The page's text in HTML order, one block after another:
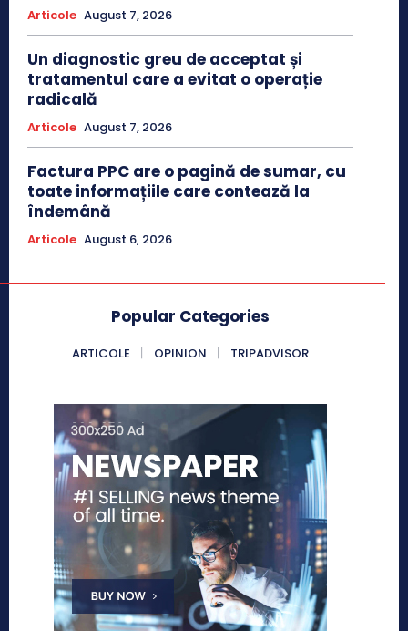
Articole August 7, 2026
Un diagnostic greu de acceptat și
tratamentul care a evitat o operație
radicală
Articole August 7, 2026
Factura PPC are o pagină de sumar, cu
toate informațiile care contează la
îndemână
Articole August 6, 2026
Popular Categories
ARTICOLE OPINION TRIPADVISOR